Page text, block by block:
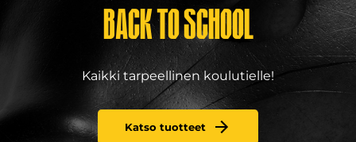
BACK TO SCHOOL
Kaikki tarpeellinen koulutielle!
Katso tuotteet